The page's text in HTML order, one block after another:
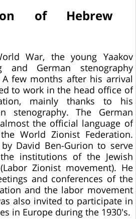
of Hebrew
War, the young Yaakov
and German stenography
few months after his arrival
to work in the head office of
mainly thanks to his
stenography. The German
the official language of
World Zionist Federation.
David Ben-Gurion to serve
institutions of the Jewish
Zionist movement). He
and conferences of the
and the labor movement
also invited to participate in
in Europe during the 1930's.